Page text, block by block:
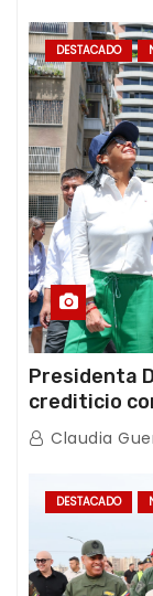
DESTACADO
Presidenta
crediticio
con Juntas
Claudia
DESTACADO